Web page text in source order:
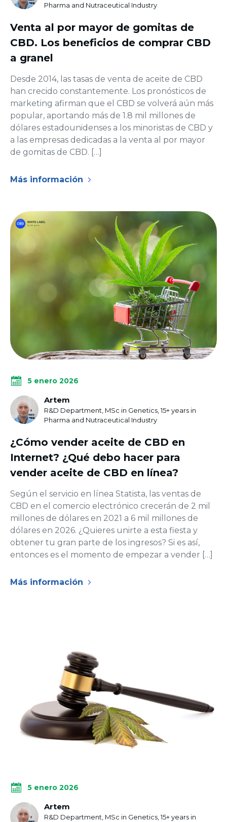
Pharma and Nutraceutical Industry
Venta al por mayor de gomitas de
CBD. Los beneficios de comprar CBD
a granel
Desde 2014, las tasas de venta de aceite de CBD
han crecido constantemente. Los pronósticos de
marketing afirman que el CBD se volverá aún más
popular, aportando más de 1.8 mil millones de
dólares estadounidenses a los minoristas de CBD y
a las empresas dedicadas a la venta al por mayor
de gomitas de CBD. […]
Más información
5 enero 2026
Artem
R&D Department, MSc in Genetics, 15+ years in
Pharma and Nutraceutical Industry
¿Cómo vender aceite de CBD en
Internet? ¿Qué debo hacer para
vender aceite de CBD en línea?
Según el servicio en línea Statista, las ventas de
CBD en el comercio electrónico crecerán de 2 mil
millones de dólares en 2021 a 6 mil millones de
dólares en 2026. ¿Quieres unirte a esta fiesta y
obtener tu gran parte de los ingresos? Si es así,
entonces es el momento de empezar a vender […]
Más información
5 enero 2026
Artem
R&D Department, MSc in Genetics, 15+ years in